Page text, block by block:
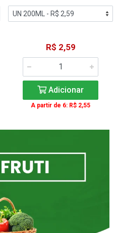
R$ 2,59
Adicionar
A partir de 6: R$ 2,55